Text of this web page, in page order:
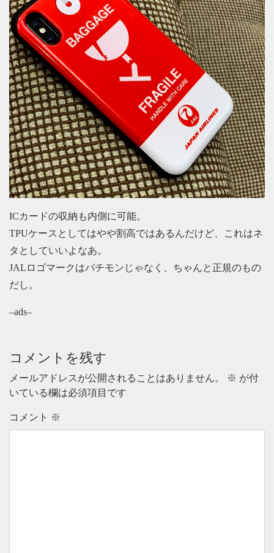
ICカードの収納も内側に可能。
TPUケースとしてはやや割高ではあるんだけど、これはネ
タとしていいよなあ。
JALロゴマークはパチモンじゃなく、ちゃんと正規のもの
だし。
–ads–
コメントを残す
メールアドレスが公開されることはありません。 ※ が付
いている欄は必須項目です
コメント ※